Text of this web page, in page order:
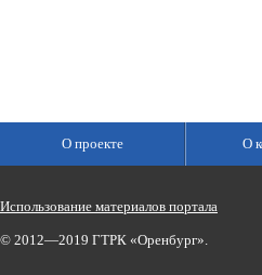
О проекте О
Использование материалов портала
© 2012—2019 ГТРК «Оренбург».